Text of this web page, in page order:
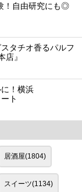
！自由研究にも◎
タチオ香るパルフ
店』
！横浜
ト
居酒屋(1804)
スイーツ(1134)